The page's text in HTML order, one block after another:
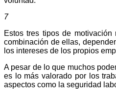
7
Estos tres tipos de
combinación de ellas,
los intereses de los propios
A pesar de lo que muchos
es lo más valorado por los
aspectos como la seguridad